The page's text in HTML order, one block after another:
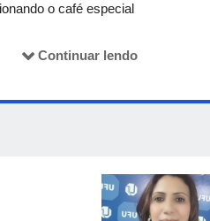
o café especial
controlada na qualidade de
produção cafeeira. Também
Uma conversa sobre o
sai de moda?
Continuar lendo